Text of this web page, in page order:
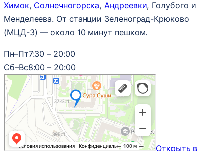
Химок, Солнечногорска,Андреевки, Голубого и
Менделеева. От станции Зеленоград-Крюково
(МЦД-3) — около 10 минут пешком.
Пн–Пт7:30 – 20:00
Сб–Вс8:00 – 20:00
Открыть в